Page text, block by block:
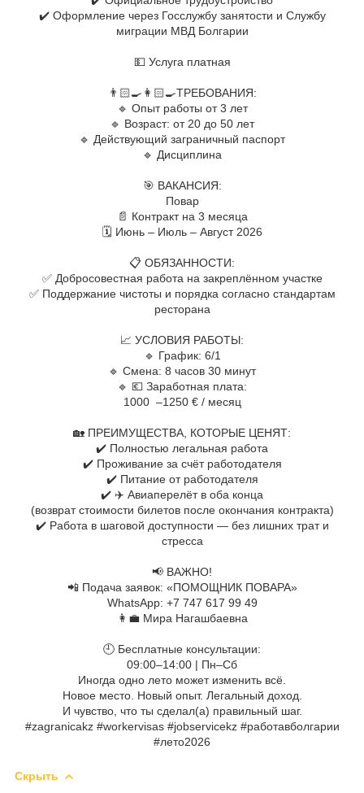
✔️ Оформление через Госслужбу занятости и Службу
миграции МВД Болгарии
💵 Услуга платная
👨🏻‍🍳👩🏻‍🍳ТРЕБОВАНИЯ:
🔹 Опыт работы от 3 лет
🔹 Возраст: от 20 до 50 лет
🔹 Действующий заграничный паспорт
🔹 Дисциплина
🎯 ВАКАНСИЯ:
Повар
📄 Контракт на 3 месяца
🗓 Июнь – Июль – Август 2026
📋 ОБЯЗАННОСТИ:
✅ Добросовестная работа на закреплённом участке
✅ Поддержание чистоты и порядка согласно стандартам
ресторана
📈 УСЛОВИЯ РАБОТЫ:
🔹 График: 6/1
🔹 Смена: 8 часов 30 минут
🔹 💶 Заработная плата:
1000 –1250 € / месяц
🏡 ПРЕИМУЩЕСТВА, КОТОРЫЕ ЦЕНЯТ:
✔️ Полностью легальная работа
✔️ Проживание за счёт работодателя
✔️ Питание от работодателя
✔️ ✈️ Авиаперелёт в оба конца
(возврат стоимости билетов после окончания контракта)
✔️ Работа в шаговой доступности — без лишних трат и
стресса
📢 ВАЖНО!
📲 Подача заявок: «ПОМОЩНИК ПОВАРА»
WhatsApp: +7 747 617 99 49
👩‍💼 Мира Нагашбаевна
🕘 Бесплатные консультации:
09:00–14:00 | Пн–Сб
Иногда одно лето может изменить всё.
Новое место. Новый опыт. Легальный доход.
И чувство, что ты сделал(а) правильный шаг.
#zagranicakz #workervisas #jobservicekz #работавболгарии
#лето2026
Скрыть